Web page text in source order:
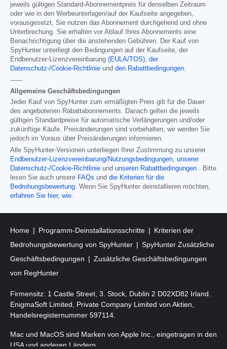
jeweils gültigen Standard-Abonnementpreis für denselben Zeitraum
oder wie in den Werbeunterlagen/auf der Kaufseite angegeben,
vorausgesetzt, Sie nutzen das Abonnement durchgehend und ohne
Unterbrechung. Sie erhalten vor Ablauf Ihres Abonnements eine
Benachrichtigung über die anstehenden Gebühren. Der Kauf von
SpyHunter unterliegt den Bedingungen auf der Kaufseite, der
Endbenutzer-Lizenzvereinbarung (EULA/TOS), der
Datenschutz-/Cookie-Richtlinie und den Rabattbedingungen.
------
Allgemeine Geschäftsbedingungen
Jeder Kauf von SpyHunter zum ermäßigten Preis gilt für die Dauer
des angebotenen Rabattabonnements. Danach gelten die jeweils
gültigen Standardpreise für automatische Verlängerungen und/oder
zukünftige Käufe. Preisänderungen sind vorbehalten; wir werden Sie
jedoch im Voraus über Preisänderungen informieren.
Alle SpyHunter-Versionen unterliegen Ihrer Zustimmung zu unserer
Endbenutzer-Lizenzvereinbarung/Nutzungsbedingungen, unserer
Datenschutz-/Cookie-Richtlinie und unseren Rabattbedingungen . Bitte
lesen Sie auch unsere FAQs und die Kriterien für die
Bedrohungsbewertung. Wenn Sie SpyHunter deinstallieren möchten,
erfahren Sie hier, wie.
Home Programm-Deinstallationsschritte
Kriterien der
Bedrohungsbewertung von SpyHunter
SpyHunter Zusätzliche
Geschäftsbedingungen
Zusätzliche Geschäftsbedingungen
von RegHunter
Firmensitz: 1 Castle Street, 3. Stock, Dublin 2 D02XD82 Irland.
EnigmaSoft Limited, Private Company Limited von Aktien,
Handelsregisternummer 597114.
Mac und MacOS sind Marken von Apple Inc., eingetragen in den
USA und anderen Ländern.